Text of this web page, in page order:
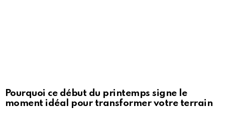
Pourquoi ce début du printemps signe le
moment idéal pour transformer votre terrain